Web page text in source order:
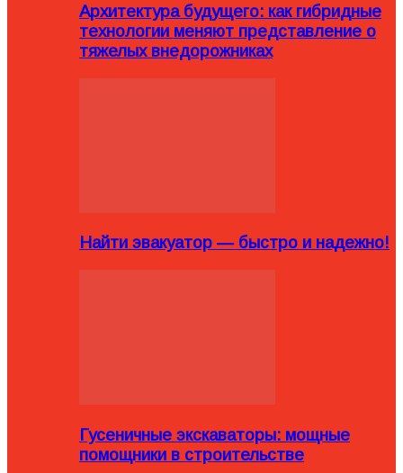
Архитектура будущего: как гибридные
технологии меняют представление о
тяжелых внедорожниках
Найти эвакуатор — быстро и надежно!
Гусеничные экскаваторы: мощные
помощники в строительстве